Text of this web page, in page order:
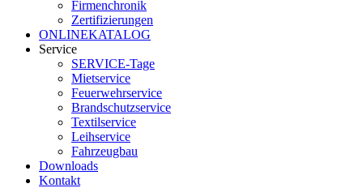
Firmenchronik
Zertifizierungen
ONLINEKATALOG
Service
SERVICE-Tage
Mietservice
Feuerwehrservice
Brandschutzservice
Textilservice
Leihservice
Fahrzeugbau
Downloads
Kontakt